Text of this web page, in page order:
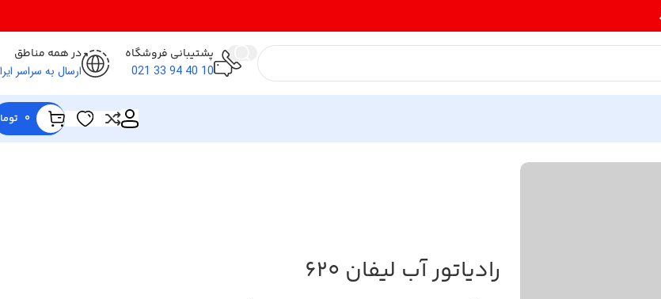
پشتیبانی فروشگاه
10 40 94 33 021
در همه مناطق
ارسال به سراسر
0
رادياتور آب ليفان 620